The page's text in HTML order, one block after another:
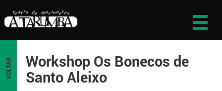
VOLTAR
Workshop Os Bonecos de
Santo Aleixo